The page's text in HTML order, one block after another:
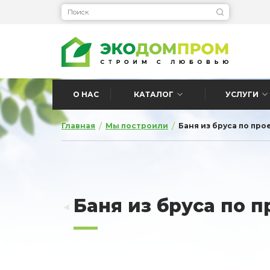
О НАС КАТАЛОГ УСЛУГИ
Главная / Мы построили / Баня из бруса по
Баня из бруса по